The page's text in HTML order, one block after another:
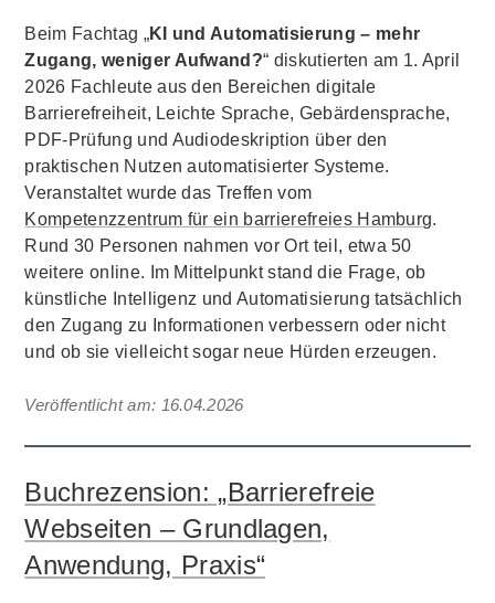
Beim Fachtag „KI und Automatisierung – mehr
Zugang, weniger Aufwand?“ diskutierten am 1. April
2026 Fachleute aus den Bereichen digitale
Barrierefreiheit, Leichte Sprache, Gebärdensprache,
PDF-Prüfung und Audiodeskription über den
praktischen Nutzen automatisierter Systeme.
Veranstaltet wurde das Treffen vom
Kompetenzzentrum für ein barrierefreies Hamburg.
Rund 30 Personen nahmen vor Ort teil, etwa 50
weitere online. Im Mittelpunkt stand die Frage, ob
künstliche Intelligenz und Automatisierung tatsächlich
den Zugang zu Informationen verbessern oder nicht
und ob sie vielleicht sogar neue Hürden erzeugen.
Veröffentlicht am: 16.04.2026
Buchrezension: „Barrierefreie
Webseiten – Grundlagen,
Anwendung, Praxis“